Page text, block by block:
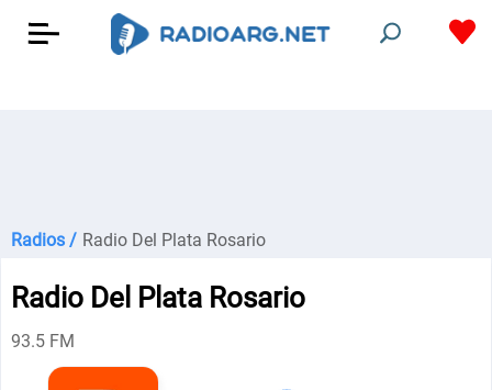
Radios / Radio Del Plata Rosario
Radio Del Plata Rosario
93.5 FM